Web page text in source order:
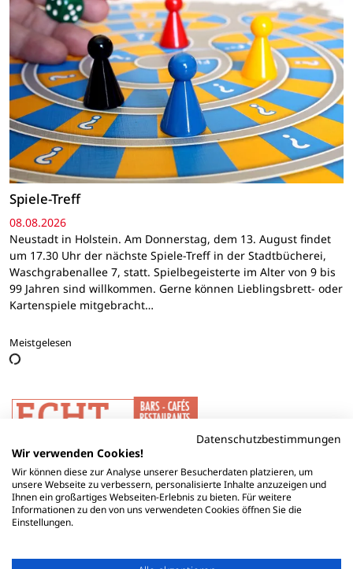
Spiele-Treff
08.08.2026
Neustadt in Holstein. Am Donnerstag, dem 13. August findet
um 17.30 Uhr der nächste Spiele-Treff in der Stadtbücherei,
Waschgrabenallee 7, statt. Spielbegeisterte im Alter von 9 bis
99 Jahren sind willkommen. Gerne können Lieblingsbrett- oder
Kartenspiele mitgebracht…
Meistgelesen
Datenschutzbestimmungen
Wir verwenden Cookies!
Wir können diese zur Analyse unserer Besucherdaten platzieren, um
unsere Webseite zu verbessern, personalisierte Inhalte anzuzeigen und
Ihnen ein großartiges Webseiten-Erlebnis zu bieten. Für weitere
Informationen zu den von uns verwendeten Cookies öffnen Sie die
Einstellungen.